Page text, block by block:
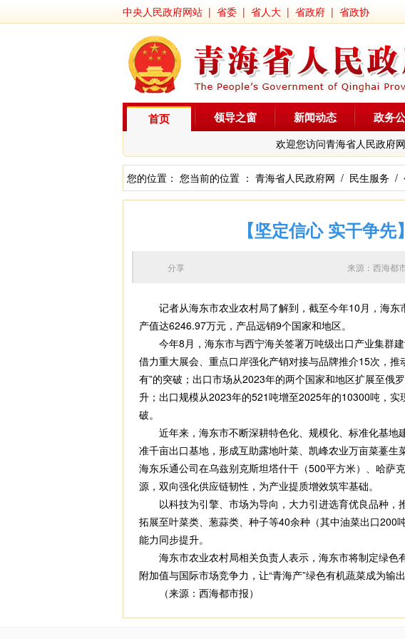
中央人民政府网站 | 省委 | 省人大 | 省政府 | 省政协
首页
欢迎您访问青海省人民政府
领导之窗 新闻动态 政务
您的位置： 您当前的位置 ： 青海省人民政府网 / 民生服务 /
【坚定信心 实干争
来源：西海
分享
记者从海东市农业农村局了解到，截至今年10月，海东
产值达6246.97万元，产品远销9个国家和地区。
今年8月，海东市与西宁海关签署万吨级出口产业集群建
借力重大展会、重点口岸强化产销对接与品牌推介15次，
有”的突破；出口市场从2023年的两个国家和地区扩展至俄
升；出口规模从2023年的521吨增至2025年的10300吨，
破。
近年来，海东市不断深耕特色化、规模化、标准化基地
准千亩出口基地，形成互助露地叶菜、凯峰农业万亩菜薹生
海东乐通公司在乌兹别克斯坦塔什干（500平方米）、哈萨
源，双向强化供应链韧性，为产业提质增效筑牢基础。
以科技为引擎、市场为导向，大力引进选育优良品种，
拓展至叶菜类、葱蒜类、种子等40余种（其中油菜出口200
能力同步提升。
海东市农业农村局相关负责人表示，海东市将制定绿色
附加值与国际市场竞争力，让“青海产”绿色有机蔬菜成为输
（来源：西海都市报）